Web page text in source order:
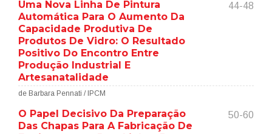
Uma Nova Linha De Pintura
Automática Para O Aumento Da
Capacidade Produtiva De
Produtos De Vidro: O Resultado
Positivo Do Encontro Entre
Produção Industrial E
Artesanatalidade
44-48
de Barbara Pennati / IPCM
O Papel Decisivo Da Preparação
Das Chapas Para A Fabricação De
50-60